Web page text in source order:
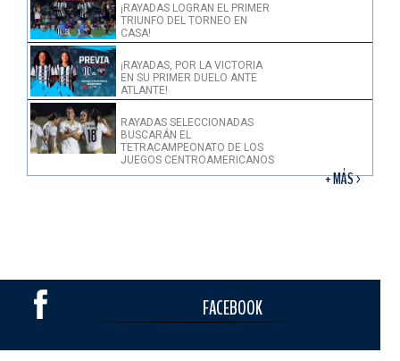
¡RAYADAS LOGRAN EL PRIMER
TRIUNFO DEL TORNEO EN
CASA!
¡RAYADAS, POR LA VICTORIA
EN SU PRIMER DUELO ANTE
ATLANTE!
RAYADAS SELECCIONADAS
BUSCARÁN EL
TETRACAMPEONATO DE LOS
JUEGOS CENTROAMERICANOS
+ MÁS >
FACEBOOK